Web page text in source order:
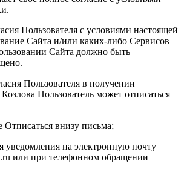
Пользователя с условиями настоящей
Сайта и/или каких-либо Сервисов
Сайта должно быть
Пользователя в получении
Пользователь может отписаться
внизу письма;
уведомления на электронную почту
или при телефонном обращении